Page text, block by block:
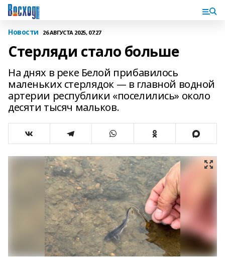
Новости 26 АВГУСТА 2025, 07:27
Стерляди стало больше
На днях в реке Белой прибавилось
маленьких стерлядок — в главной водной
артерии республики «поселились» около
десяти тысяч мальков.